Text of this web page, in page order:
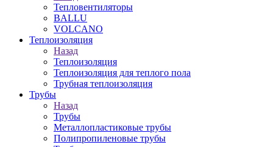
Тепловентиляторы
BALLU
VOLCANO
Теплоизоляция
Назад
Теплоизоляция
Теплоизоляция для теплого пола
Трубная теплоизоляция
Трубы
Назад
Трубы
Металлопластиковые трубы
Полипропиленовые трубы